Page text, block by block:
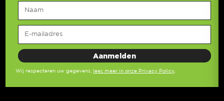
Wij respecteren uw gegevens, lees meer in onze Privacy Policy